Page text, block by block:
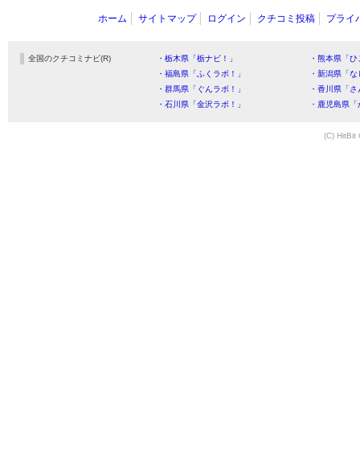
ホーム サイトマップ ログイン クチコミ投稿 プライ
全国のクチコミナビ(R) ・栃木県「栃ナビ！」
・熊本県「
・福島県「ふくラボ！」
・新潟県「
・群馬県「ぐんラボ！」
・香川県「
・石川県「金沢ラボ！」
・鹿児島県
(C) HitBit